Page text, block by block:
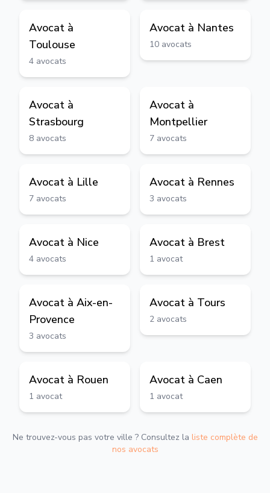
Avocat à
Toulouse
4 avocats
Avocat à Nantes
10 avocats
Avocat à
Strasbourg
8 avocats
Avocat à
Montpellier
7 avocats
Avocat à Lille
7 avocats
Avocat à Rennes
3 avocats
Avocat à Nice
4 avocats
Avocat à Brest
1 avocat
Avocat à Aix-en-
Provence
3 avocats
Avocat à Tours
2 avocats
Avocat à Rouen
1 avocat
Avocat à Caen
1 avocat
Ne trouvez-vous pas votre ville ? Consultez la liste complète de
nos avocats